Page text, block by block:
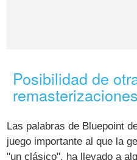
Posibilidad de
remasterizaciones
Las palabras de Bluepoint
juego importante al que la
"un clásico", ha llevado a